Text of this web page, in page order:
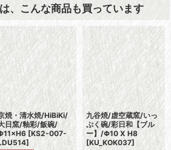
、こんな商品も買っています
焼・清水焼/HiBiKi/
日窯/釉彩/飯碗/
[KS2-007-
]
九谷焼/虚空蔵窯/いっ
ぷく碗/彩日和【ブル
ー】/Φ10 X H8
[KU_KOK037]